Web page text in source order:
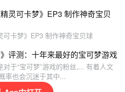
灵可卡梦》EP3 制作神奇宝贝
卡梦》EP3 制作神奇宝贝球
评测：十年来最好的宝可梦游戏
于“宝可梦”游戏的粉丝,... 有着人文
率也会沉迷于其中...